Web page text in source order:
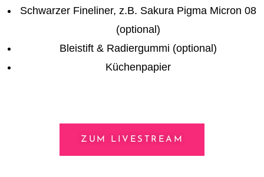
Schwarzer Fineliner, z.B. Sakura Pigma Micron 08
(optional)
Bleistift & Radiergummi (optional)
Küchenpapier
ZUM LIVESTREAM